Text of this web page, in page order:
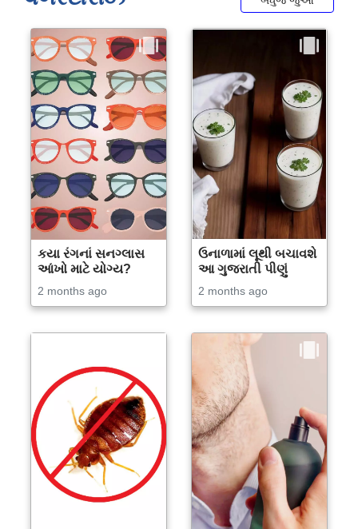
કયા રંગનાં સનગ્લાસ
આંખો માટે યોગ્ય?
2 months ago
ઉનાળામાં લૂથી બચાવશે
આ ગુજરાતી પીણું
2 months ago